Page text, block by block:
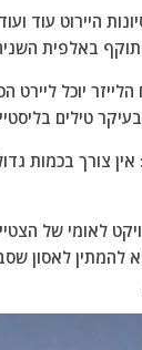
היירוט עוד
באלפית
יוכל ליירט
טילים
אין צורך בכמות
לאומי של
להמתין לאסון